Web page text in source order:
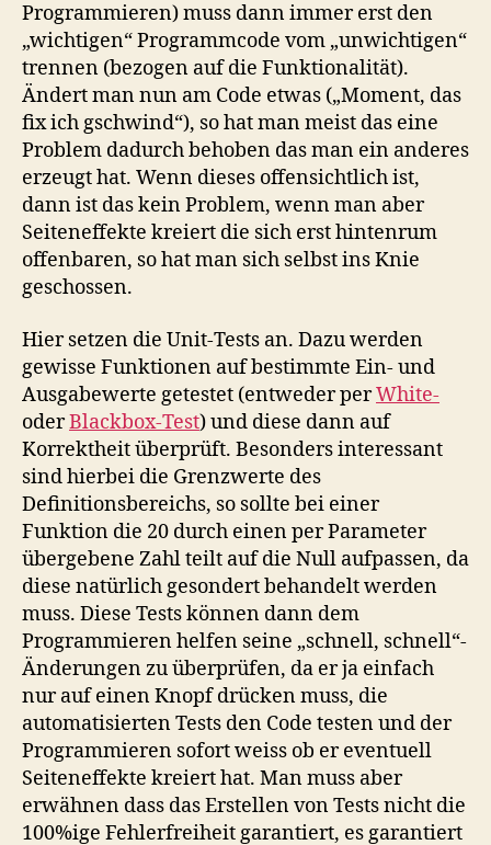
Programmieren) muss dann immer erst den
„wichtigen“ Programmcode vom „unwichtigen“
trennen (bezogen auf die Funktionalität).
Ändert man nun am Code etwas („Moment, das
fix ich gschwind“), so hat man meist das eine
Problem dadurch behoben das man ein anderes
erzeugt hat. Wenn dieses offensichtlich ist,
dann ist das kein Problem, wenn man aber
Seiteneffekte kreiert die sich erst hintenrum
offenbaren, so hat man sich selbst ins Knie
geschossen.
Hier setzen die Unit-Tests an. Dazu werden
gewisse Funktionen auf bestimmte Ein- und
Ausgabewerte getestet (entweder perWhite-
oderBlackbox-Test) und diese dann auf
Korrektheit überprüft. Besonders interessant
sind hierbei die Grenzwerte des
Definitionsbereichs, so sollte bei einer
Funktion die 20 durch einen per Parameter
übergebene Zahl teilt auf die Null aufpassen, da
diese natürlich gesondert behandelt werden
muss. Diese Tests können dann dem
Programmieren helfen seine „schnell, schnell“-
Änderungen zu überprüfen, da er ja einfach
nur auf einen Knopf drücken muss, die
automatisierten Tests den Code testen und der
Programmieren sofort weiss ob er eventuell
Seiteneffekte kreiert hat. Man muss aber
erwähnen dass das Erstellen von Tests nicht die
100%ige Fehlerfreiheit garantiert, es garantiert